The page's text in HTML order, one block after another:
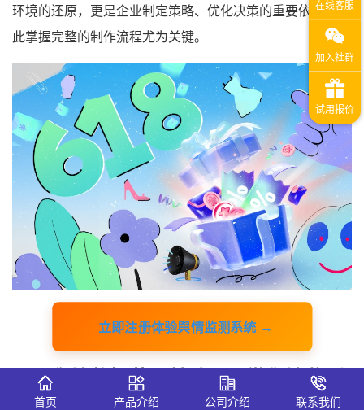
环境的还原，更是企业制定策略、优化决策的重要依据，因
此掌握完整的制作流程尤为关键。
立即注册体验舆情监测系统 →
一、舆情数据获取基础：识微舆情监测
系统的核心作用
首页 产品介绍 公司介绍 联系我们